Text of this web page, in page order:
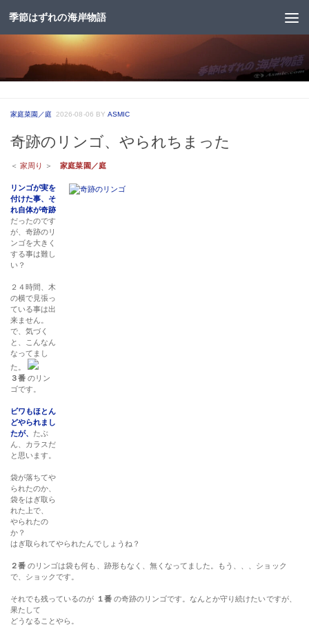
コンテンツへスキップ
季節はずれの海岸物語
家庭菜園／庭 2026-08-06 BY ASMIC
奇跡のリンゴ、やられちまった
＜家周り ＞家庭菜園／庭
リンゴが実を
付けた事、そ
れ自体が奇跡
だったのです
が、奇跡のリ
ンゴを大きく
する事は難し
い？
２４時間、木
の横で見張っ
ている事は出
来ません。
で、気づく
と、こんなん
なってまし
た。
３番 のリン
ゴです。
ビワもほとん
どやられまし
たが、 たぶ
ん、カラスだ
と思います。
袋が落ちてや
られたのか、
袋をはぎ取ら
れた上で、
やられたの
か？
はぎ取られてやられたんでしょうね？
２番 のリンゴは袋も何も、跡形もなく、無くなってました。もう、、、ショック
で、ショックです。
それでも残っているのが １番の奇跡のリンゴです。なんとか守り続けたいですが、
果たして
どうなることやら。